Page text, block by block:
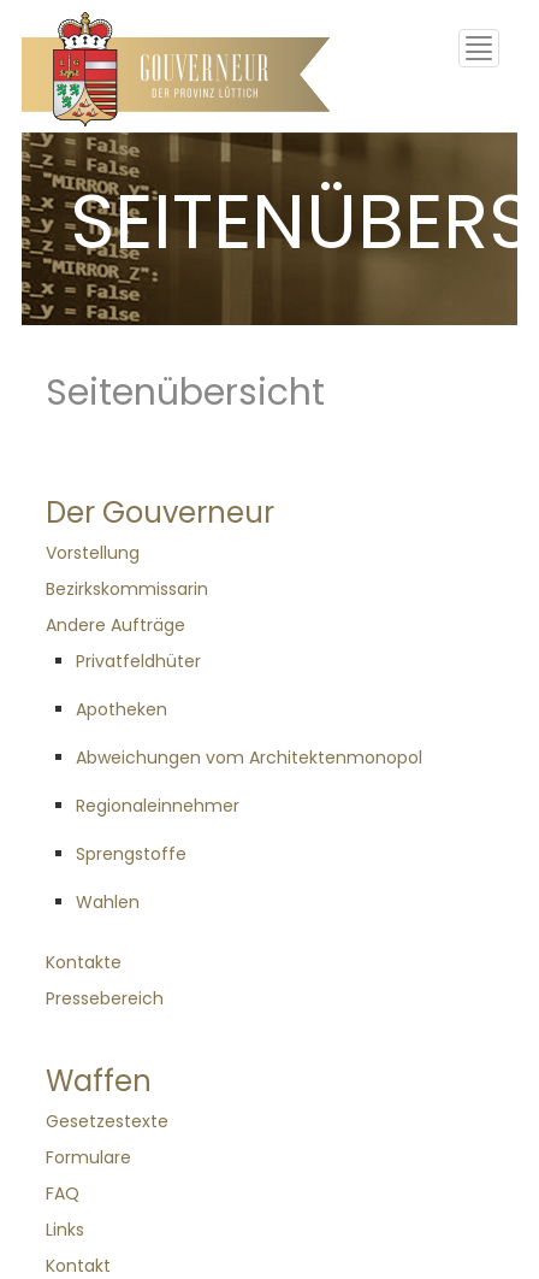
Toggle
Seitenübersicht
Der Gouverneur
Vorstellung
Bezirkskommissarin
Andere Aufträge
Privatfeldhüter
Apotheken
Abweichungen vom Architektenmonopol
Regionaleinnehmer
Sprengstoffe
Wahlen
Kontakte
Pressebereich
Waffen
Gesetzestexte
Formulare
FAQ
Links
Kontakt